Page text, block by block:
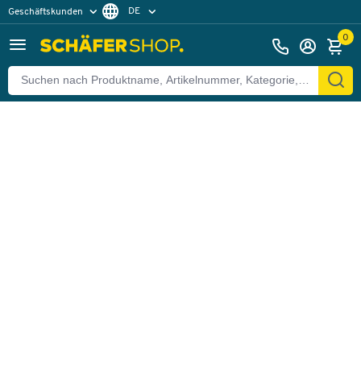
Geschäftskunden DE
0
Zurück